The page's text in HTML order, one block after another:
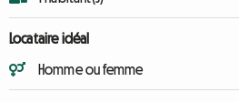
Locataire idéal
Homme ou femme